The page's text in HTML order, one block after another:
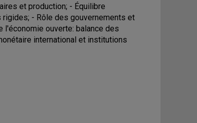
et production; - Équilibre
- Rôle des gouvernements et
l'économie ouverte: balance des
international et institutions